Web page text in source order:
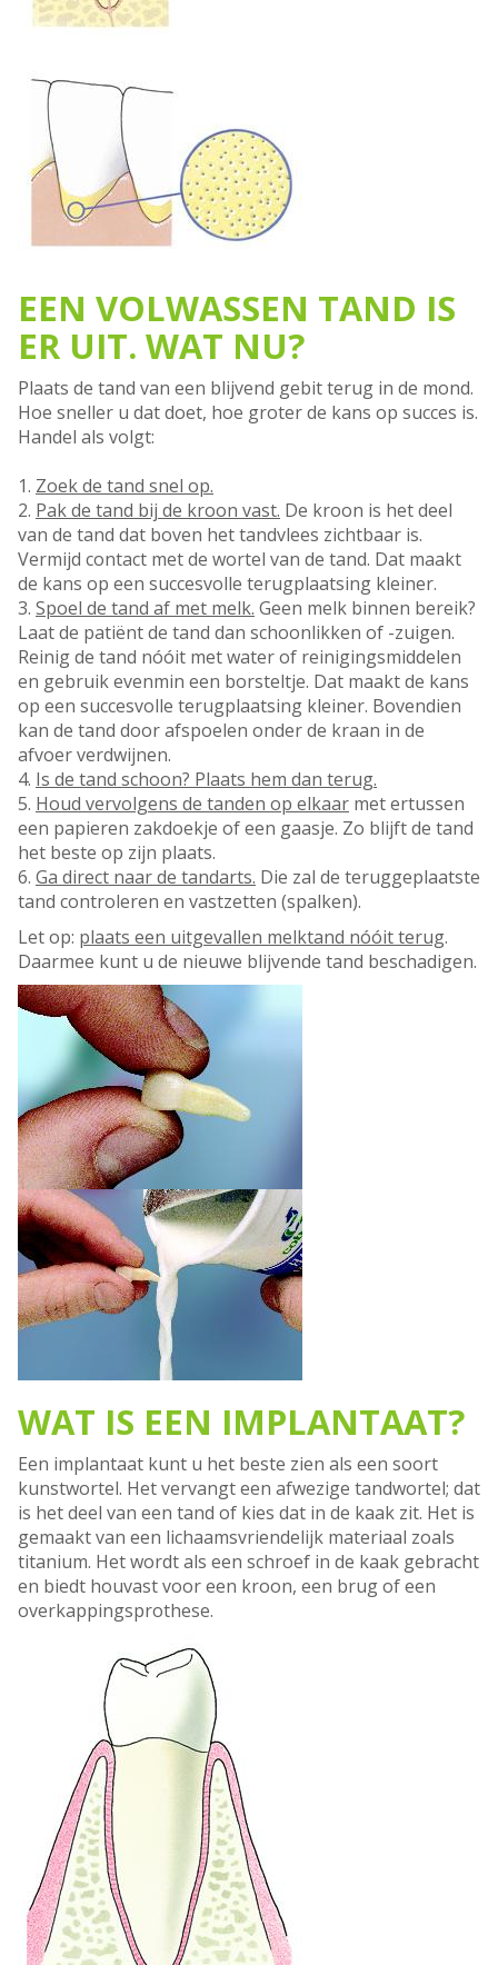
EEN VOLWASSEN TAND IS
ER UIT. WAT NU?
Plaats de tand van een blijvend gebit terug in de mond.
Hoe sneller u dat doet, hoe groter de kans op succes is.
Handel als volgt:
1. Zoek de tand snel op.
2. Pak de tand bij de kroon vast. De kroon is het deel
van de tand dat boven het tandvlees zichtbaar is.
Vermijd contact met de wortel van de tand. Dat maakt
de kans op een succesvolle terugplaatsing kleiner.
3. Spoel de tand af met melk. Geen melk binnen bereik?
Laat de patiënt de tand dan schoonlikken of -zuigen.
Reinig de tand nóóit met water of reinigingsmiddelen
en gebruik evenmin een borsteltje. Dat maakt de kans
op een succesvolle terugplaatsing kleiner. Bovendien
kan de tand door afspoelen onder de kraan in de
afvoer verdwijnen.
4. Is de tand schoon? Plaats hem dan terug.
5. Houd vervolgens de tanden op elkaar met ertussen
een papieren zakdoekje of een gaasje. Zo blijft de tand
het beste op zijn plaats.
6. Ga direct naar de tandarts. Die zal de teruggeplaatste
tand controleren en vastzetten (spalken).
Let op: plaats een uitgevallen melktand nóóit terug.
Daarmee kunt u de nieuwe blijvende tand beschadigen.
WAT IS EEN IMPLANTAAT?
Een implantaat kunt u het beste zien als een soort
kunstwortel. Het vervangt een afwezige tandwortel; dat
is het deel van een tand of kies dat in de kaak zit. Het is
gemaakt van een lichaamsvriendelijk materiaal zoals
titanium. Het wordt als een schroef in de kaak gebracht
en biedt houvast voor een kroon, een brug of een
overkappingsprothese.